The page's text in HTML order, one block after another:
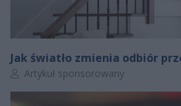
Jak światło zmienia odbiór
Autor artykułu:
Artykuł sponsorowany